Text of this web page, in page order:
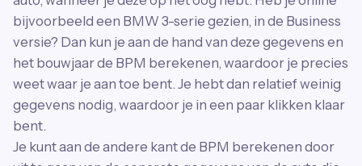
bijvoorbeeld een BMW 3-serie gezien, in de Business
versie? Dan kun je aan de hand van deze gegevens en
het bouwjaar de BPM berekenen, waardoor je precies
weet waar je aan toe bent. Je hebt dan relatief weinig
gegevens nodig, waardoor je in een paar klikken klaar
bent.
Je kunt aan de andere kant de BPM berekenen door